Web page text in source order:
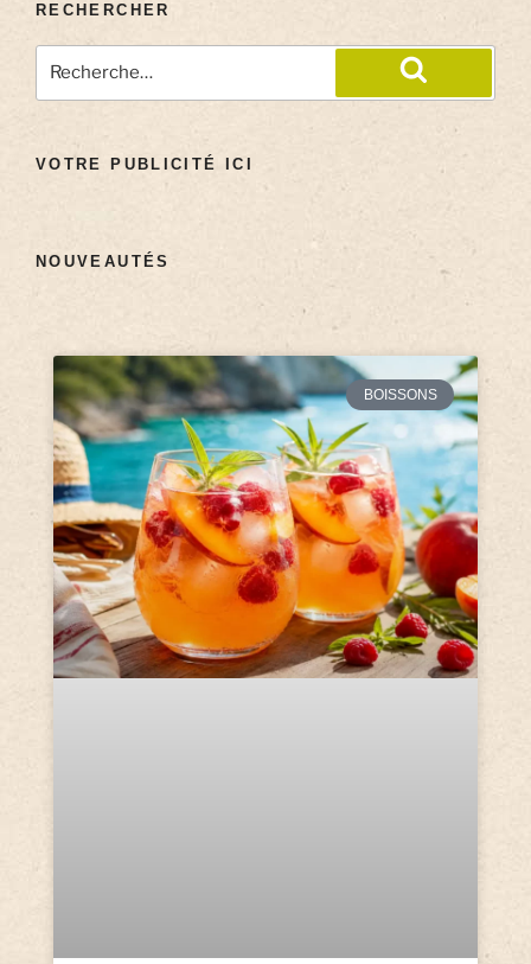
RECHERCHER
VOTRE PUBLICITÉ ICI
NOUVEAUTÉS
BOISSONS